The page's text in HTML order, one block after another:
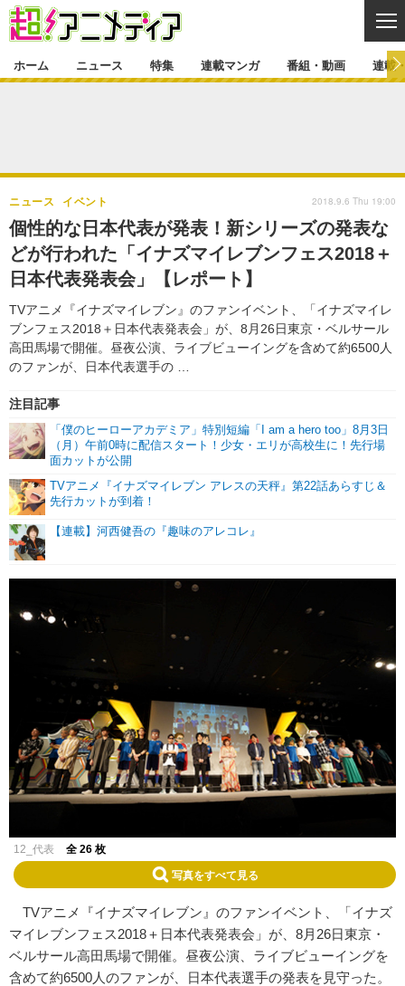
ゲーム・アプリ マンガ
グッズ イベント
声優
舞台 新帝スタ
特集一覧 カバー
ラキりす
連載マンガ
連載マンガ一覧 連載一覧
番組・動画
番組・動画一覧 ラジオ
動画
連載・ブログ
連載・ブログ一覧
編集部ブログ・お知らせ
ホーム ニュース 特集 連載マンガ 番組・動画 連載
個性的な日本代表が発表！新シリーズの発表な
どが行われた「イナズマイレブンフェス2018＋
日本代表発表会」【レポート】
TVアニメ『イナズマイレブン』のファンイベント、「イナズマイレ
ブンフェス2018＋日本代表発表会」が、8月26日東京・ベルサール
高田馬場で開催。昼夜公演、ライブビューイングを含めて約6500人
のファンが、日本代表選手の …
ニュース イベント
注目記事
「僕のヒーローアカデミア」特別短編「I am a hero too」8月3日
（月）午前0時に配信スタート！少女・エリが高校生に！先行場
面カットが公開
TVアニメ『イナズマイレブン アレスの天秤』第22話あらすじ＆
先行カットが到着！
【連載】河西健吾の『趣味のアレコレ』
2018.9.6 Thu 19:00
12_代表 全 26 枚
写真をすべて見る
TVアニメ『イナズマイレブン』のファンイベント、「イナズ
マイレブンフェス2018＋日本代表発表会」が、8月26日東京・
ベルサール高田馬場で開催。昼夜公演、ライブビューイングを
含めて約6500人のファンが、日本代表選手の発表を見守った。